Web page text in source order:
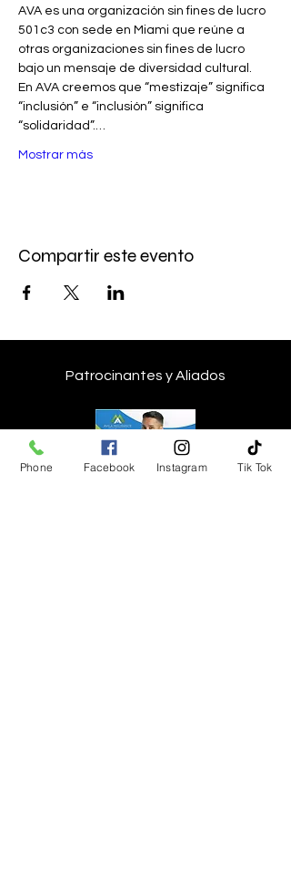
AVA es una organización sin fines de lucro
501c3 con sede en Miami que reúne a
otras organizaciones sin fines de lucro
bajo un mensaje de diversidad cultural.
En AVA creemos que “mestizaje” significa
“inclusión” e “inclusión” significa
“solidaridad”.…
Mostrar más
Compartir este evento
Patrocinantes y Aliados
Phone Facebook Instagram Tik Tok